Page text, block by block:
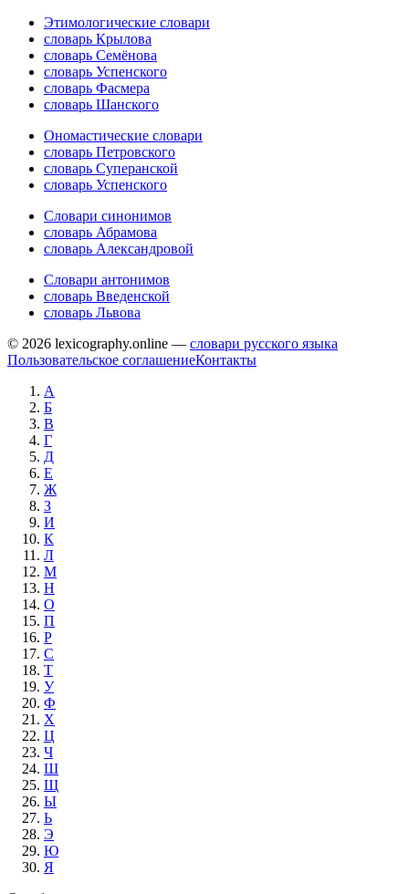
Этимологические словари
словарь Крылова
словарь Семёнова
словарь Успенского
словарь Фасмера
словарь Шанского
Ономастические словари
словарь Петровского
словарь Суперанской
словарь Успенского
Словари синонимов
словарь Абрамова
словарь Александровой
Словари антонимов
словарь Введенской
словарь Львова
© 2026 lexicography.online — словари русского языка
Пользовательское соглашениеКонтакты
А
Б
В
Г
Д
Е
Ж
З
И
К
Л
М
Н
О
П
Р
С
Т
У
Ф
Х
Ц
Ч
Ш
Щ
Ы
Ь
Э
Ю
Я